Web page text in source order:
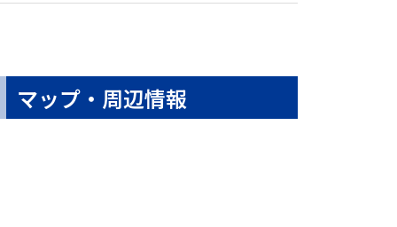
マップ・周辺情報